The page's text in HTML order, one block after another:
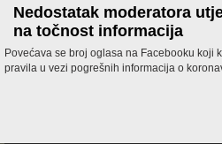
Nedostatak moderatora
na točnost informacija
Povećava se broj oglasa na Facebooku koji
pravila u vezi pogrešnih informacija o